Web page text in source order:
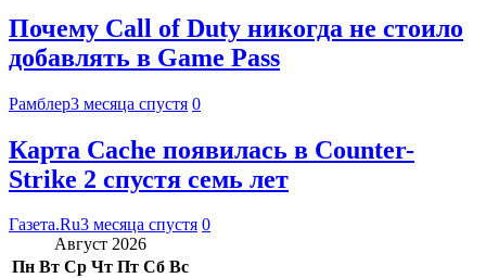
Почему Call of Duty никогда не стоило
добавлять в Game Pass
Рамблер3 месяца спустя 0
Карта Cache появилась в Counter-
Strike 2 спустя семь лет
Газета.Ru3 месяца спустя 0
Август 2026
Пн Вт Ср Чт Пт Сб Вс